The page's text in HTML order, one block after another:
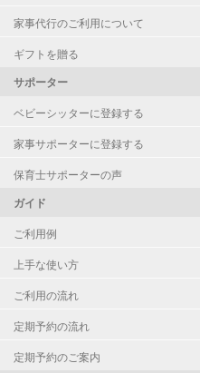
家事代行のご利用について
ギフトを贈る
サポーター
ベビーシッターに登録する
家事サポーターに登録する
保育士サポーターの声
ガイド
ご利用例
上手な使い方
ご利用の流れ
定期予約の流れ
定期予約のご案内